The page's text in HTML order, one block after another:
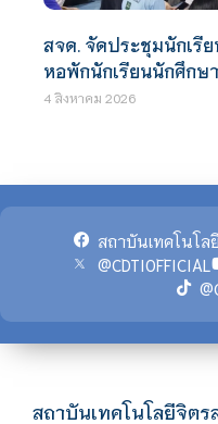
สจด. จัดประชุมนักเรี
หอพักนักเรียนนักศึกษ
4 สิงหาคม 2026
สถาบันเทคโนโล
@CDTIOFFICIAL
สถาบันเทคโนโลยีจิตร